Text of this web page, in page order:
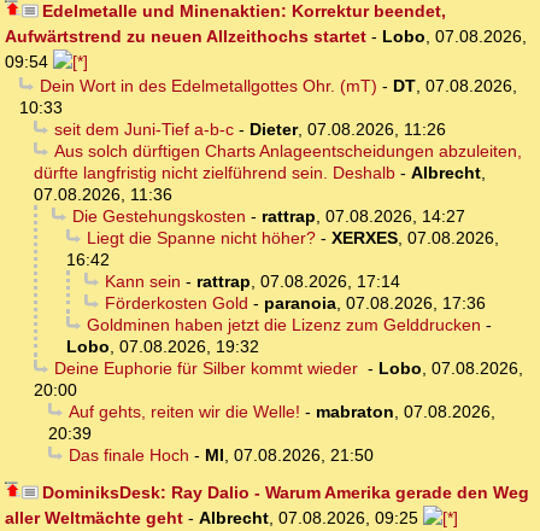
Edelmetalle und Minenaktien: Korrektur beendet,
Aufwärtstrend zu neuen Allzeithochs startet - Lobo, 07.08.2026,
09:54
Dein Wort in des Edelmetallgottes Ohr. (mT) - DT, 07.08.2026,
10:33
seit dem Juni-Tief a-b-c- Dieter, 07.08.2026, 11:26
Aus solch dürftigen Charts Anlageentscheidungen abzuleiten,
dürfte langfristig nicht zielführend sein. Deshalb - Albrecht,
07.08.2026, 11:36
Die Gestehungskosten - rattrap, 07.08.2026, 14:27
Liegt die Spanne nicht höher?- XERXES, 07.08.2026,
16:42
Kann sein - rattrap, 07.08.2026, 17:14
Förderkosten Gold - paranoia, 07.08.2026, 17:36
Goldminen haben jetzt die Lizenz zum Gelddrucken -
Lobo, 07.08.2026, 19:32
Deine Euphorie für Silber kommt wieder - Lobo, 07.08.2026,
20:00
Auf gehts, reiten wir die Welle! - mabraton, 07.08.2026,
20:39
Das finale Hoch - MI, 07.08.2026, 21:50
DominiksDesk: Ray Dalio - Warum Amerika gerade den Weg
aller Weltmächte geht - Albrecht, 07.08.2026, 09:25